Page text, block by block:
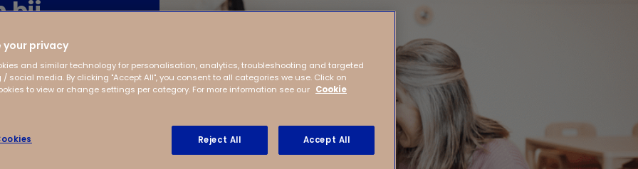
bij
your privacy
and similar technology for personalisation, analytics, troubleshooting and targeted
social media. By clicking "Accept All", you consent to all categories we use. Click on
to view or change settings per category. For more information see our Cookie
Reject All Accept All